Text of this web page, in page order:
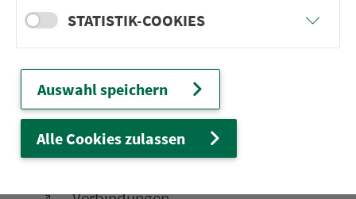
Nürn­berg
22.000 Qua­drat­ki­lo­me­ter. 130 Ver­kehrs­un­
ter­neh­men. 1.100 Linien. Eine Fahr­kar­te.
STATISTIK-COOKIES
Auswahl speichern
Alle Cookies zulassen